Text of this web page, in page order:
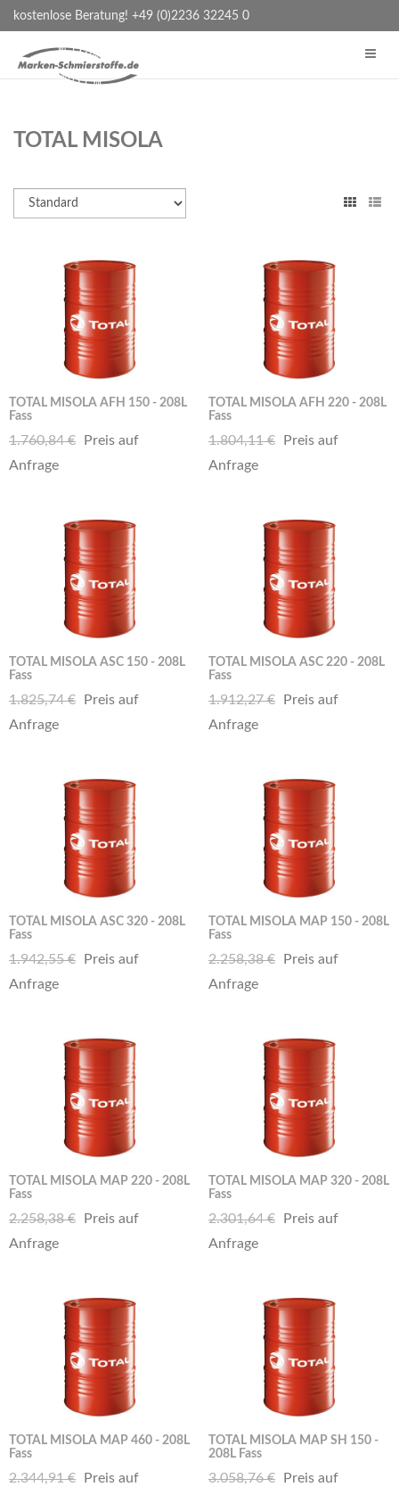
kostenlose Beratung! +49 (0)2236 32245 0
TOTAL MISOLA
TOTAL MISOLA AFH 150 - 208L
Fass
1.760,84 €
Preis auf
Anfrage
TOTAL MISOLA AFH 220 - 208L
Fass
1.804,11 €
Preis auf
Anfrage
TOTAL MISOLA ASC 150 - 208L
Fass
1.825,74 €
Preis auf
Anfrage
TOTAL MISOLA ASC 220 - 208L
Fass
1.912,27 €
Preis auf
Anfrage
TOTAL MISOLA ASC 320 - 208L
Fass
1.942,55 €
Preis auf
Anfrage
TOTAL MISOLA MAP 150 - 208L
Fass
2.258,38 €
Preis auf
Anfrage
TOTAL MISOLA MAP 220 - 208L
Fass
2.258,38 €
Preis auf
Anfrage
TOTAL MISOLA MAP 320 - 208L
Fass
2.301,64 €
Preis auf
Anfrage
TOTAL MISOLA MAP 460 - 208L
Fass
2.344,91 €
Preis auf
TOTAL MISOLA MAP SH 150 -
208L Fass
3.058,76 €
Preis auf